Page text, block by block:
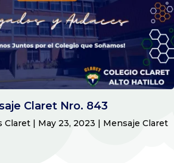
Claret Nro. 843
Claret| May 23, 2023 | Mensaje Claret